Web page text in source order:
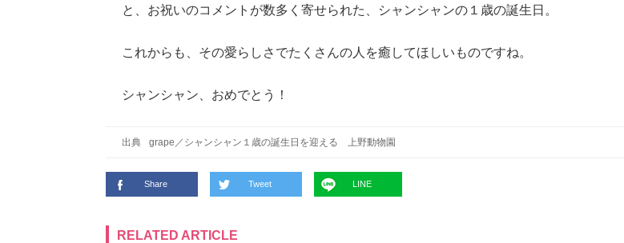
と、お祝いのコメントが数多く寄せられた、シャンシャンの１歳の誕生日。
これからも、その愛らしさでたくさんの人を癒してほしいものですね。
シャンシャン、おめでとう！
出典 grape ／ シャンシャン１歳の誕生日を迎える 上野動物園
Share Tweet LINE
RELATED ARTICLE